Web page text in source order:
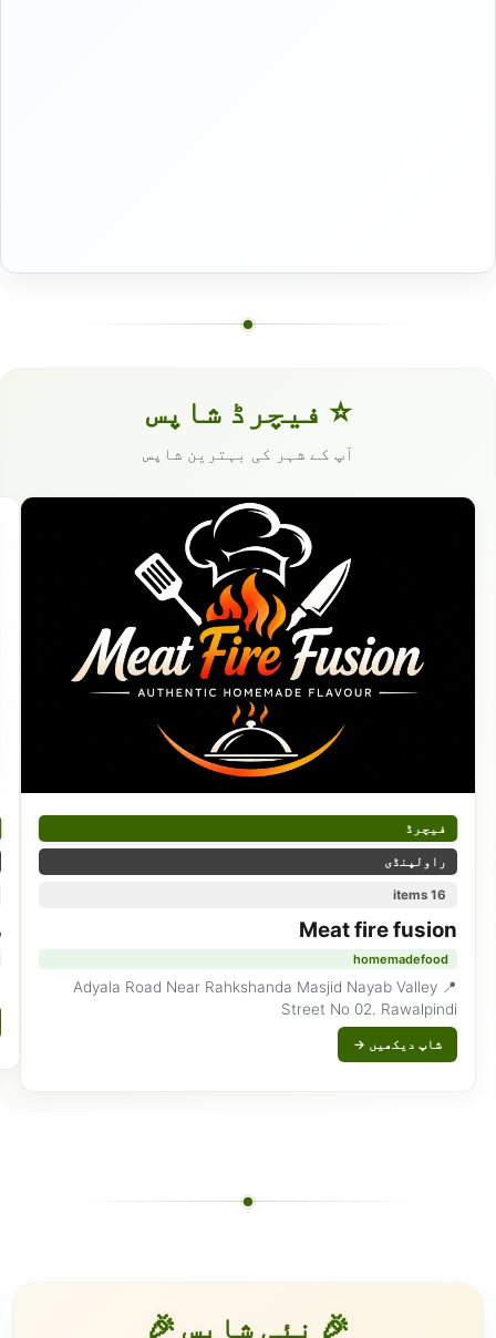
⭐ فیچرڈ شاپس
آپ کے شہر کی بہترین شاپس
فیچرڈ
راولپنڈی
16 items
Meat fire fusion
homemadefood
📍 Adyala Road Near Rahkshanda Masjid Nayab Valley
Street No 02. Rawalpindi
شاپ دیکھیں →
🎉 نئی شاپس 🎉